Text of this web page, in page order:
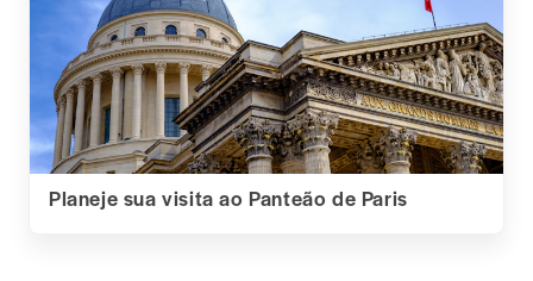
Planeje sua visita ao Panteão de Paris